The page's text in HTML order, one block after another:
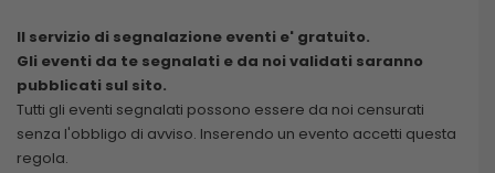
Il servizio di segnalazione eventi e' gratuito.
Gli eventi da te segnalati e da noi validati saranno
pubblicati sul sito.
Tutti gli eventi segnalati possono essere da noi censurati
senza l'obbligo di avviso. Inserendo un evento accetti questa
regola.